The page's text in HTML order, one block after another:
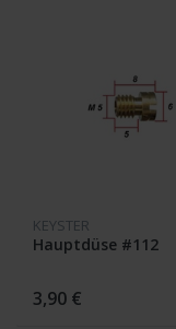
KEYSTER
Hauptdüse #112
3,90 €